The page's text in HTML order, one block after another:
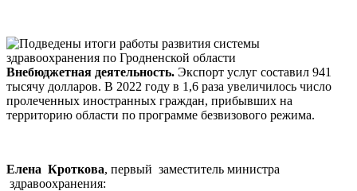
Внебюджетная деятельность. Экспорт услуг составил 941
тысячу долларов. В 2022 году в 1,6 раза увеличилось число
пролеченных иностранных граждан, прибывших на
территорию области по программе безвизового режима.
Елена Кроткова, первый заместитель министра
здравоохранения: